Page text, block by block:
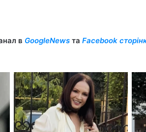
в GoogleNewsта Facebook